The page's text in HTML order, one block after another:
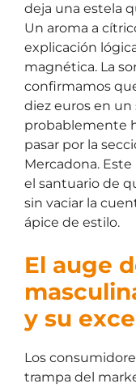
deja una estela
Un aroma a
explicación
magnética. La
confirmamos
diez euros en
probablemente
pasar por la
Mercadona.
el santuario de
sin vaciar la
ápice de estilo.
El auge
y su
Los
trampa del